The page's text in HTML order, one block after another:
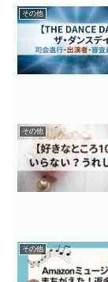
その他
その他
その他